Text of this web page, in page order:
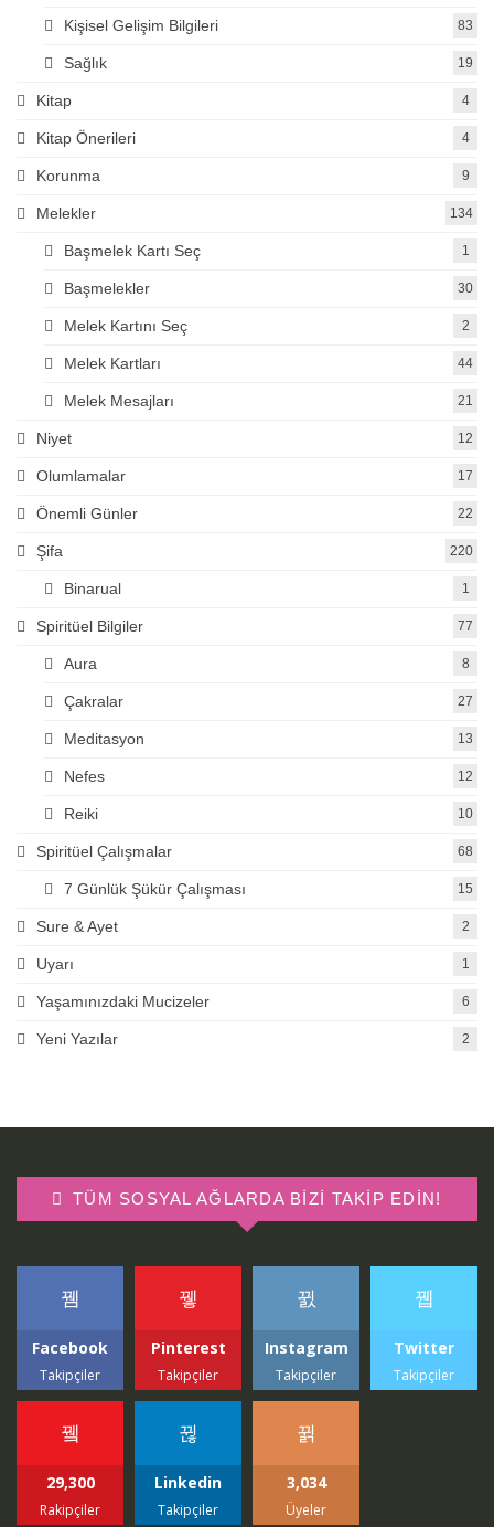
Kişisel Gelişim Bilgileri 83
Sağlık 19
Kitap 4
Kitap Önerileri 4
Korunma 9
Melekler 134
Başmelek Kartı Seç 1
Başmelekler 30
Melek Kartını Seç 2
Melek Kartları 44
Melek Mesajları 21
Niyet 12
Olumlamalar 17
Önemli Günler 22
Şifa 220
Binarual 1
Spiritüel Bilgiler 77
Aura 8
Çakralar 27
Meditasyon 13
Nefes 12
Reiki 10
Spiritüel Çalışmalar 68
7 Günlük Şükür Çalışması 15
Sure & Ayet 2
Uyarı 1
Yaşamınızdaki Mucizeler 6
Yeni Yazılar 2
TÜM SOSYAL AĞLARDA BIZI TAKIP EDIN!
Facebook
Takipçiler
Pinterest
Takipçiler
Instagram
Takipçiler
Twitter
Takipçiler
29,300
Rakipçiler
Linkedin
Takipçiler
3,034
Üyeler